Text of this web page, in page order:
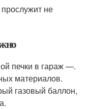
не
печки в гараж —.
материалов.
газовый баллон,